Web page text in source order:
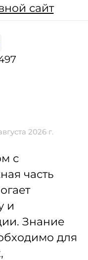
сайт
2026 г.
с
часть
и
Знание
для